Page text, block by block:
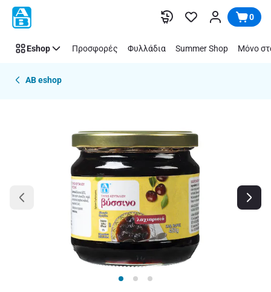
Παράλειψη 0
Eshop Προσφορές Φυλλάδια Summer Shop Μόνο
AB eshop